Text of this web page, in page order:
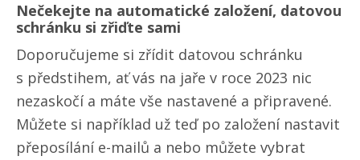
Nečekejte na automatické založení, datovou
schránku si zřiďte sami
Doporučujeme si zřídit datovou schránku
s předstihem, ať vás na jaře v roce 2023 nic
nezaskočí a máte vše nastavené a připravené.
Můžete si například už teď po založení nastavit
přeposílání e-mailů a nebo můžete vybrat